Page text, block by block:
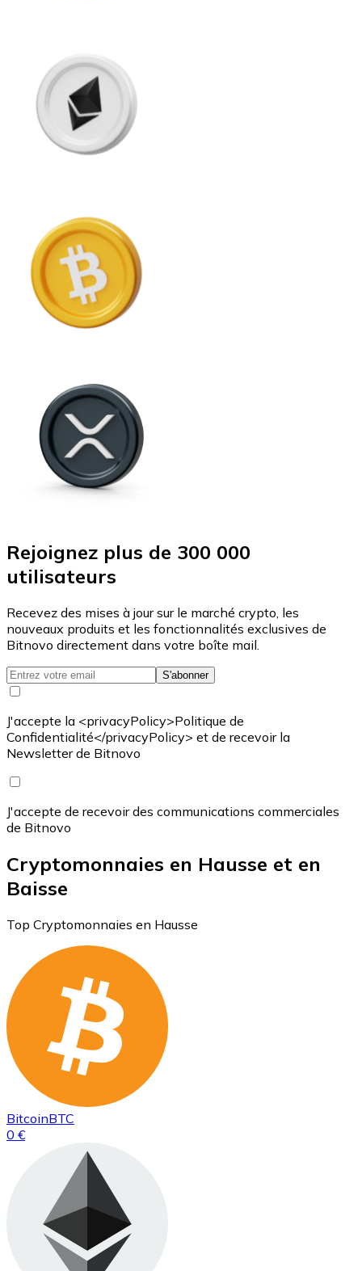
Rejoignez plus de 300 000
utilisateurs
Recevez des mises à jour sur le marché crypto, les
nouveaux produits et les fonctionnalités exclusives de
Bitnovo directement dans votre boîte mail.
S'abonner
J'accepte la <privacyPolicy>Politique de
Confidentialité</privacyPolicy> et de recevoir la
Newsletter de Bitnovo
J'accepte de recevoir des communications commerciales
de Bitnovo
Cryptomonnaies en Hausse et en
Baisse
Top Cryptomonnaies en Hausse
BitcoinBTC
0 €